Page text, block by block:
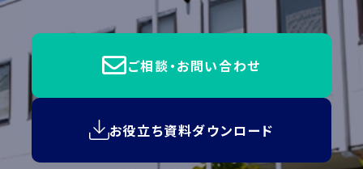
ご相談・お問い合わせ
お役立ち資料ダウンロード